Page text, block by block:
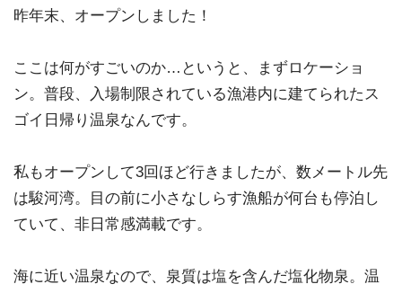
昨年末、オープンしました！
ここは何がすごいのか…というと、まずロケーショ
ン。普段、入場制限されている漁港内に建てられたス
ゴイ日帰り温泉なんです。
私もオープンして3回ほど行きましたが、数メートル先
は駿河湾。目の前に小さなしらす漁船が何台も停泊し
ていて、非日常感満載です。
海に近い温泉なので、泉質は塩を含んだ塩化物泉。温